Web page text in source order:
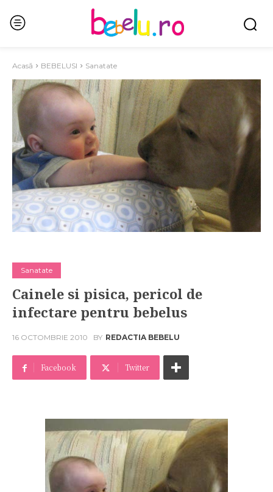
Acasă BEBELUSI Sanatate
Sanatate
Cainele si pisica, pericol de
infectare pentru bebelus
16 OCTOMBRIE 2010 BY REDACTIA BEBELU
Facebook Twitter